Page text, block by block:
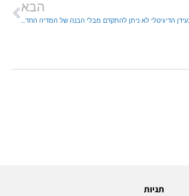
הבא
שרון יוקד:"בעידן הדיגיטלי לא ניתן להתקדם מבלי הבנה של המדיה החדש"
תגיות